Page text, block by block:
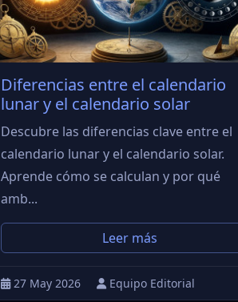
Diferencias entre el calendario
lunar y el calendario solar
Descubre las diferencias clave entre el
calendario lunar y el calendario solar.
Aprende cómo se calculan y por qué
amb...
Leer más
27 May 2026 Equipo Editorial